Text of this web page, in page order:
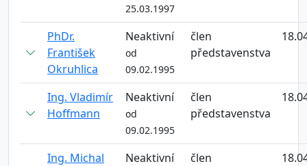
25.03.1997
PhDr.
František
Okruhlica
Neaktivní
od
09.02.1995
člen
představenstva
Ing. Vladimír
Hoffmann
Neaktivní
od
09.02.1995
člen
představenstva
Ing. Michal
Neaktivní
člen